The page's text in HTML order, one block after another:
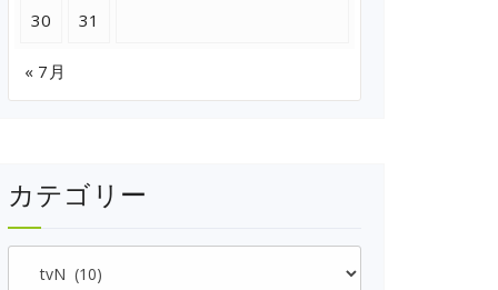
30 31
« 7月
カテゴリー